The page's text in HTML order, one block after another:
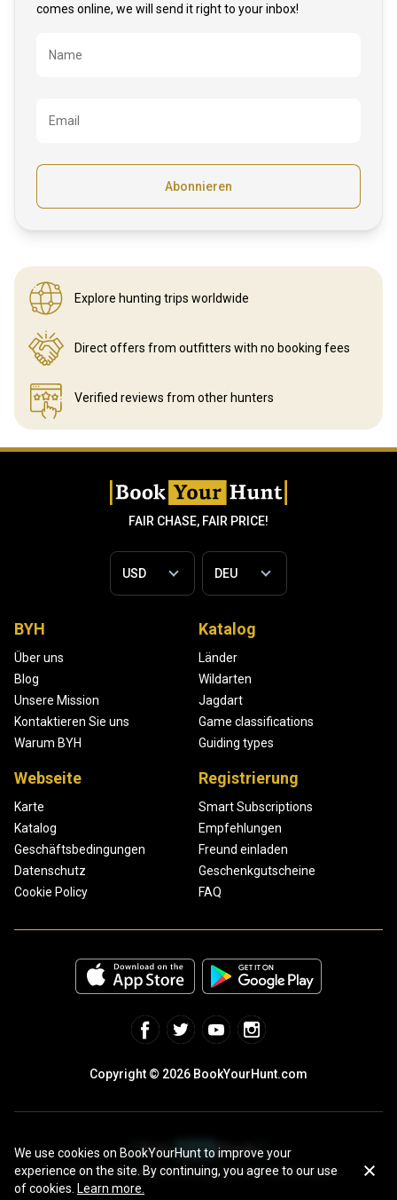
comes online, we will send it right to your inbox!
Bezeichnung
Name
Email
Abonnieren
Explore hunting trips worldwide
Direct offers from outfitters with no booking fees
Verified reviews from other hunters
FAIR CHASE, FAIR PRICE!
BYH
Über uns
Blog
Unsere Mission
Kontaktieren Sie uns
Warum BYH
Katalog
Länder
Wildarten
Jagdart
Game classifications
Guiding types
Webseite
Karte
Katalog
Geschäftsbedingungen
Datenschutz
Cookie Policy
Registrierung
Smart Subscriptions
Empfehlungen
Freund einladen
Geschenkgutscheine
FAQ
Copyright © 2026 BookYourHunt.com
Online marketplace for fishing trips from the BYH team!
We use cookies on BookYourHunt to improve your
experience on the site. By continuing, you agree to our use
of cookies. Learn more.